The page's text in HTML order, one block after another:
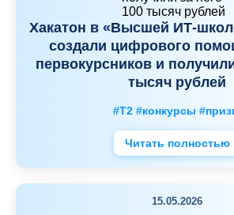
Хакатон в «Высшей ИТ-
создали цифрового
первокурсников и
тысяч рублей
#Т2 #конкурсы
Читать полностью
15.05.2026